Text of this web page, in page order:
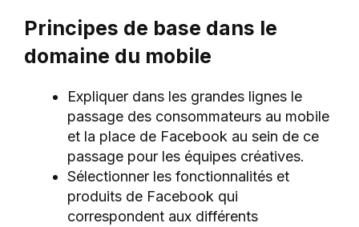
Principes de base dans le
domaine du mobile
Expliquer dans les grandes lignes le
passage des consommateurs au mobile
et la place de Facebook au sein de ce
passage pour les équipes créatives.
Sélectionner les fonctionnalités et
produits de Facebook qui
correspondent aux différents